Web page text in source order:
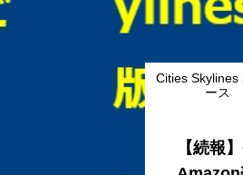
Cities Skylines
ース
【続報